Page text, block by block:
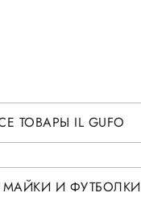
ТОВАРЫ IL GUFO
МАЙКИ И ФУТБОЛКИ